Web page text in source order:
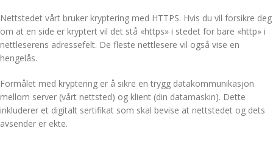
Nettstedet vårt bruker kryptering med HTTPS. Hvis du vil forsikre deg
om at en side er kryptert vil det stå «https» i stedet for bare «http» i
nettleserens adressefelt. De fleste nettlesere vil også vise en
hengelås.
Formålet med kryptering er å sikre en trygg datakommunikasjon
mellom server (vårt nettsted) og klient (din datamaskin). Dette
inkluderer et digitalt sertifikat som skal bevise at nettstedet og dets
avsender er ekte.